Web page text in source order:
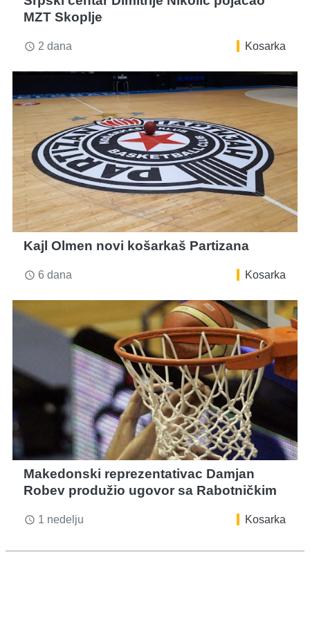
MZT Skoplje
access_time 2 dana Kosarka
Kajl Olmen novi košarkaš Partizana
access_time 6 dana Kosarka
Makedonski reprezentativac Damjan
Robev produžio ugovor sa Rabotničkim
access_time 1 nedelju Kosarka